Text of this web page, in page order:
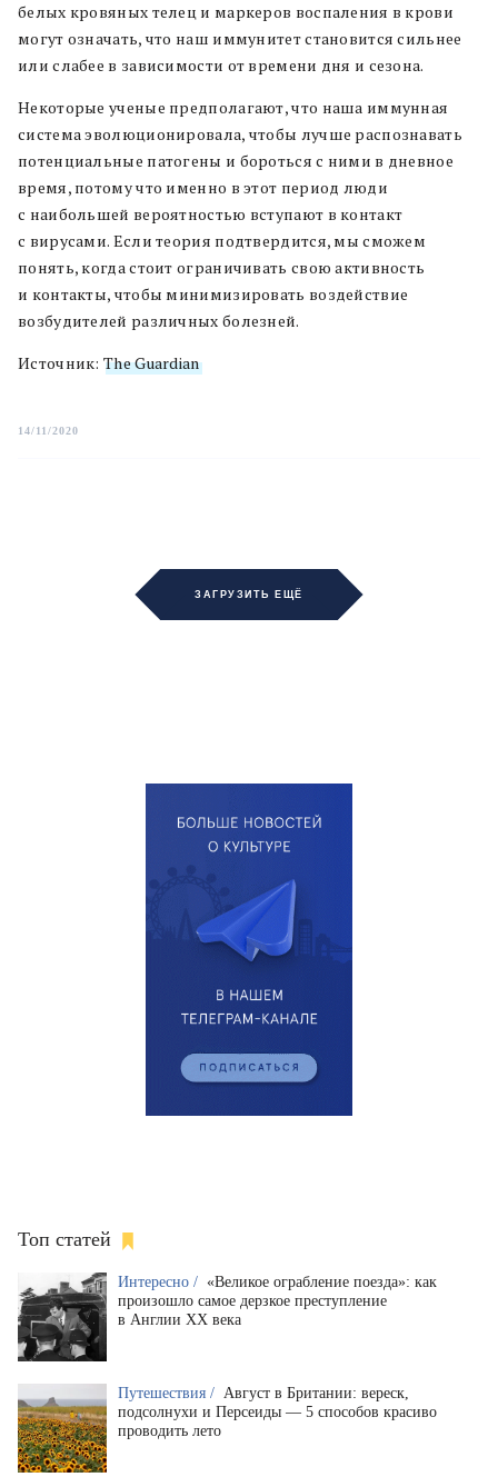
белых кровяных телец и маркеров воспаления в крови
могут означать, что наш иммунитет становится сильнее
или слабее в зависимости от времени дня и сезона.
Некоторые ученые предполагают, что наша иммунная
система эволюционировала, чтобы лучше распознавать
потенциальные патогены и бороться с ними в дневное
время, потому что именно в этот период люди
с наибольшей вероятностью вступают в контакт
с вирусами. Если теория подтвердится, мы сможем
понять, когда стоит ограничивать свою активность
и контакты, чтобы минимизировать воздействие
возбудителей различных болезней.
Источник: The Guardian
14/11/2020
ЗАГРУЗИТЬ ЕЩЁ
Топ статей
Интересно / «Великое ограбление поезда»: как
произошло самое дерзкое преступление
в Англии XX века
Путешествия / Август в Британии: вереск,
подсолнухи и Персеиды — 5 способов красиво
проводить лето